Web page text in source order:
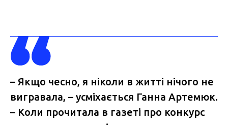
– Якщо чесно, я ніколи в житті нічого не
вигравала, – усміхається Ганна Артемюк.
– Коли прочитала в газеті про конкурс